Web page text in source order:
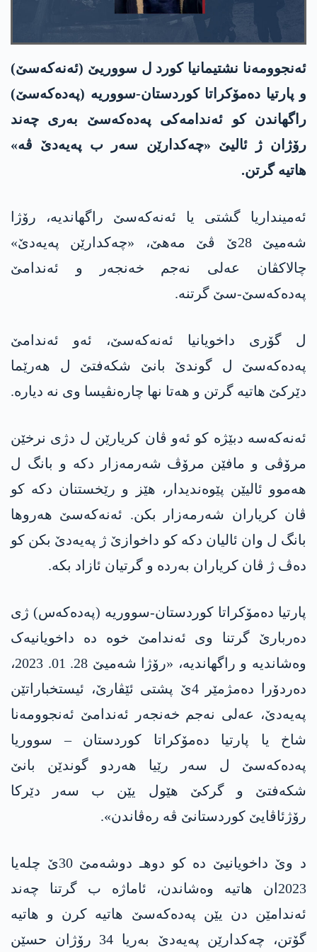
ئەنجوومەنا نشتیمانیا کورد ل سووریێ (ئەنه‌که‌سێ)
و پارتیا دەمۆکراتا کوردستان-سووریە (په‌ده‌كه‌سێ)
راگهاندن کو ئەندامەکی په‌ده‌كه‌سێ بەری چەند
رۆژان ژ ئالیێ «چەکدارێن سەر ب په‌یه‌دێ ڤە»
هاتیە گرتن.
ئەمینداریا گشتی یا ئەنه‌که‌سێ راگهاندیە، رۆژا
شەمیێ 28ێ ڤێ مەهێ، «چەکدارێن په‌یه‌دێ»
چالاکڤان عەلی نەجم خەنجەر و ئەندامێ
په‌ده‌كه‌سێ-سێ گرتنە.
ل گۆری داخویانیا ئه‌نه‌كه‌سێ، ئەو ئەندامێ
په‌ده‌كه‌سێ ل گوندێ بانێ شکەفتێ ل هەرێما
دێرکێ هاتیە گرتن و هەتا نها چارەنڤیسا وی نە دیارە.
ئه‌نه‌كه‌سه‌ دبێژە کو ئەو ڤان کریارێن ل دژی نرخێن
مرۆڤی و مافێن مرۆڤ شەرمەزار دکە و بانگ ل
هەموو ئالیێن پێوەندیدار، هێز و رێخستنان دکە کو
ڤان کریاران شەرمەزار بکن. ئه‌نه‌كه‌سێ هەروها
بانگ ل وان ئالیان دکە کو داخوازێ ژ په‌یه‌دێ بکن کو
دەڤ ژ ڤان کریاران بەردە و گرتیان ئازاد بکە.
پارتیا دەمۆکراتا کوردستان-سووریە (په‌ده‌كه‌س) ژی
دەربارێ گرتنا وی ئەندامێ خوە دە داخویانیەک
وەشاندیە و راگهاندیە، «رۆژا شەمیێ 28. 01. 2023،
دەردۆرا دەمژمێر 4ێ پشتی ئێڤارێ، ئیستخباراتێن
په‌یه‌دێ، عەلی نەجم خەنجەر ئەندامێ ئەنجوومەنا
شاخ یا پارتیا دەمۆکراتا کوردستان – سووریا
په‌ده‌كه‌سێ ل سەر رێیا هەردو گوندێن بانێ
شکەفتێ و گرکێ هێول یێن ب سەر دێرکا
رۆژئاڤایێ کوردستانێ ڤە رەڤاندن».
د وێ داخویانیێ دە کو دوهـ دوشەمێ 30ێ چلەیا
2023ان هاتیە وەشاندن، ئاماژە ب گرتنا چەند
ئەندامێن دن یێن په‌ده‌كه‌سێ هاتیە کرن و هاتیە
گۆتن، چەکدارێن په‌یه‌دێ بەریا 34 رۆژان حسێن